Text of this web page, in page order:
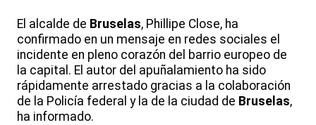
El alcalde de Bruselas, Phillipe Close, ha
confirmado en un mensaje en redes sociales el
incidente en pleno corazón del barrio europeo de
la capital. El autor del apuñalamiento ha sido
rápidamente arrestado gracias a la colaboración
de la Policía federal y la de la ciudad de Bruselas,
ha informado.